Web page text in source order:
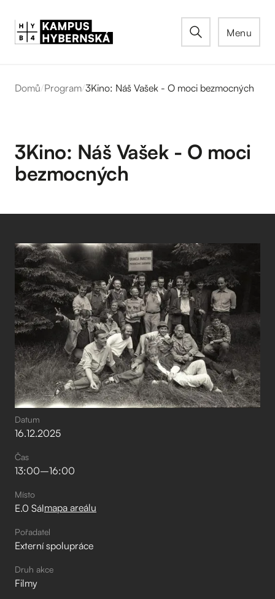
Menu
Domů/Program/3Kino: Náš Vašek - O moci bezmocných
3Kino: Náš Vašek - O moci
bezmocných
Datum
16.12.2025
Čas
13:00–⁠16:00
Místo
E.0 Sálmapa areálu
Pořadatel
Externí spolupráce
Druh akce
Filmy